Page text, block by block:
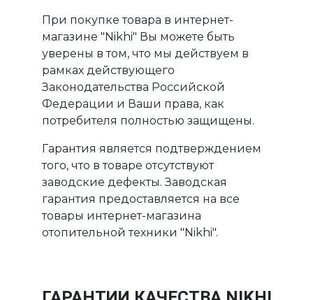
При покупке товара в интернет-
магазине "Nikhi" Вы можете быть
уверены в том, что мы действуем в
рамках действующего
Законодательства Российской
Федерации и Ваши права, как
потребителя полностью защищены.
Гарантия является подтверждением
того, что в товаре отсутствуют
заводские дефекты. Заводская
гарантия предоставляется на все
товары интернет-магазина
отопительной техники "Nikhi".